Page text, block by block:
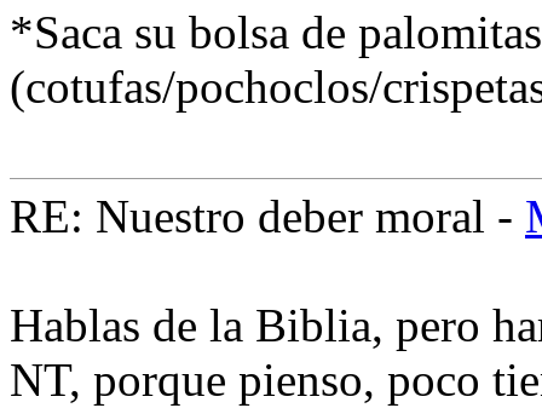
*Saca su bolsa de palomitas
(cotufas/pochoclos/
RE: Nuestro deber moral -
Hablas de la Biblia, pero
NT, porque pienso, poco